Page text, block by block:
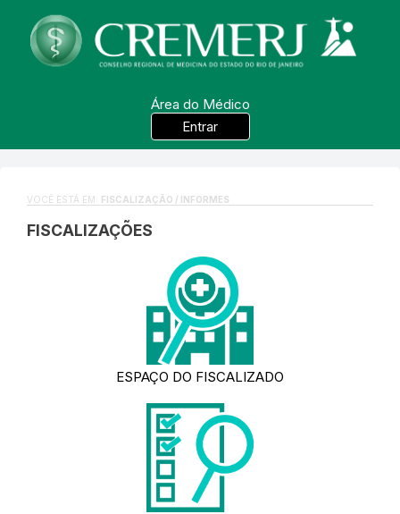
Área do Médico
Entrar
VOCÊ ESTÁ EM: FISCALIZAÇÃO / INFORMES
FISCALIZAÇÕES
ESPAÇO DO FISCALIZADO